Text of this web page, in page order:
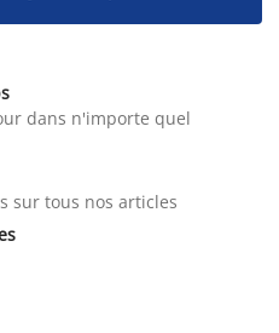
dans n'importe quel
sur tous nos articles